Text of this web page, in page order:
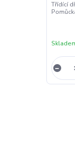
Třídící